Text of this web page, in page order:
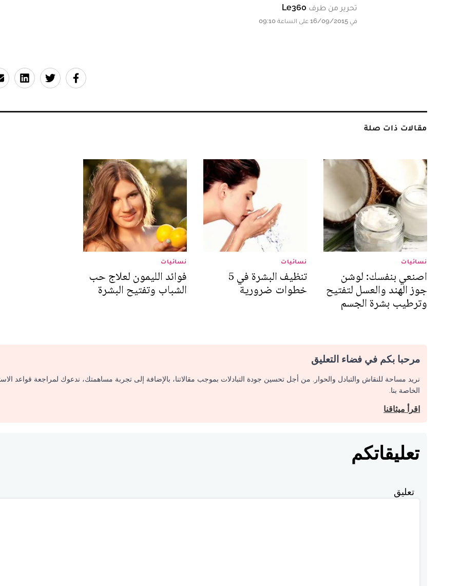
تحرير من طرف Le360
في 16/09/2015 على الساعة 09:10
مقالات ذات صلة
نسائيات
اصنعي بنفسك: لوشن
جوز الهند والعسل لتفتيح
وترطيب بشرة الجسم
نسائيات
تنظيف البشرة في 5
خطوات ضرورية
نسائيات
فوائد الليمون لعلاج حب
الشباب وتفتيح البشرة
مرحبا بكم في فضاء التعليق
نريد مساحة للنقاش والتبادل والحوار. من أجل تحسين جودة التبادلات بموجب مقالاتنا، بالإضافة إلى تجربة مساهمتك، ندعوك لمراجعة قواعد
الخاصة بنا.
اقرأ ميثاقنا
تعليقاتكم
تعليق